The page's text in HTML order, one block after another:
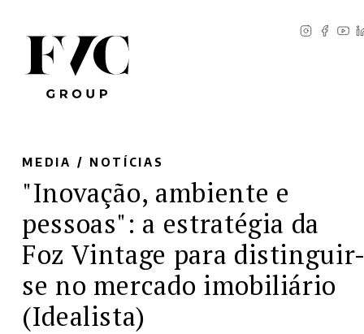
MEDIA / NOTÍCIAS
"Inovação, ambiente e
pessoas": a estratégia da
Foz Vintage para
se no mercado imobiliário
(Idealista)